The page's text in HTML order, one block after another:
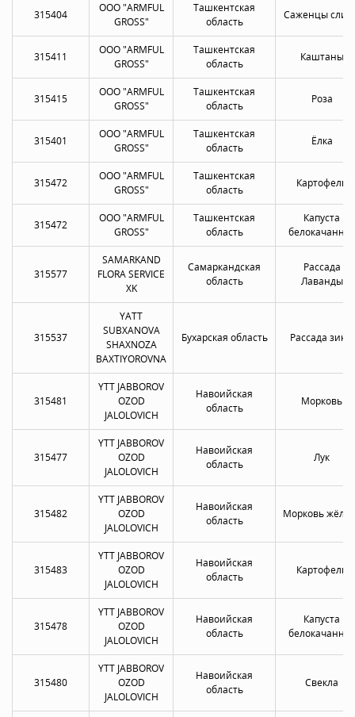
315404
OOO "ARMFUL
GROSS"
Ташкентская
область
Саженцы
315411
OOO "ARMFUL
GROSS"
Ташкентская
область
Каштаны
315415
OOO "ARMFUL
GROSS"
Ташкентская
область
Роза
315401
OOO "ARMFUL
GROSS"
Ташкентская
область
Ёлка
315472
OOO "ARMFUL
GROSS"
Ташкентская
область
Картофель
315472
OOO "ARMFUL
GROSS"
Ташкентская
область
Капуста
белокачанная
315577
SAMARKAND
FLORA SERVICE
XK
Самаркандская
область
Рассада
Лаванды
315537
YATT
SUBXANOVA
SHAXNOZA
BAXTIYOROVNA
Бухарская область Рассада зины
315481
YTT JABBOROV
OZOD
JALOLOVICH
Навоийская
область
Морковь
315477
YTT JABBOROV
OZOD
JALOLOVICH
Навоийская
область
Лук
315482
YTT JABBOROV
OZOD
JALOLOVICH
Навоийская
область
Морковь
315483
YTT JABBOROV
OZOD
JALOLOVICH
Навоийская
область
Картофель
315478
YTT JABBOROV
OZOD
JALOLOVICH
Навоийская
область
Капуста
белокачанная
315480
YTT JABBOROV
OZOD
JALOLOVICH
Навоийская
область
Свекла